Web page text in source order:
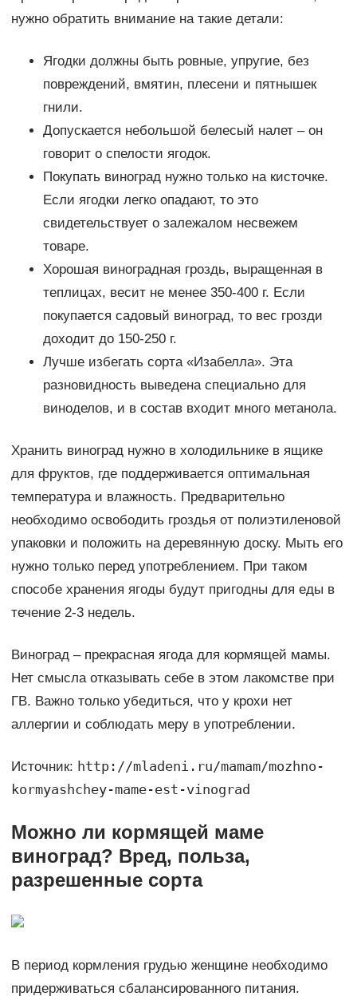
нужно обратить внимание на такие детали:
Ягодки должны быть ровные, упругие, без
повреждений, вмятин, плесени и пятнышек
гнили.
Допускается небольшой белесый налет – он
говорит о спелости ягодок.
Покупать виноград нужно только на кисточке.
Если ягодки легко опадают, то это
свидетельствует о залежалом несвежем
товаре.
Хорошая виноградная гроздь, выращенная в
теплицах, весит не менее 350-400 г. Если
покупается садовый виноград, то вес грозди
доходит до 150-250 г.
Лучше избегать сорта «Изабелла». Эта
разновидность выведена специально для
виноделов, и в состав входит много метанола.
Хранить виноград нужно в холодильнике в ящике
для фруктов, где поддерживается оптимальная
температура и влажность. Предварительно
необходимо освободить гроздья от полиэтиленовой
упаковки и положить на деревянную доску. Мыть его
нужно только перед употреблением. При таком
способе хранения ягоды будут пригодны для еды в
течение 2-3 недель.
Виноград – прекрасная ягода для кормящей мамы.
Нет смысла отказывать себе в этом лакомстве при
ГВ. Важно только убедиться, что у крохи нет
аллергии и соблюдать меру в употреблении.
Источник: http://mladeni.ru/mamam/mozhno-
kormyashchey-mame-est-vinograd
Можно ли кормящей маме
виноград? Вред, польза,
разрешенные сорта
В период кормления грудью женщине необходимо
придерживаться сбалансированного питания.